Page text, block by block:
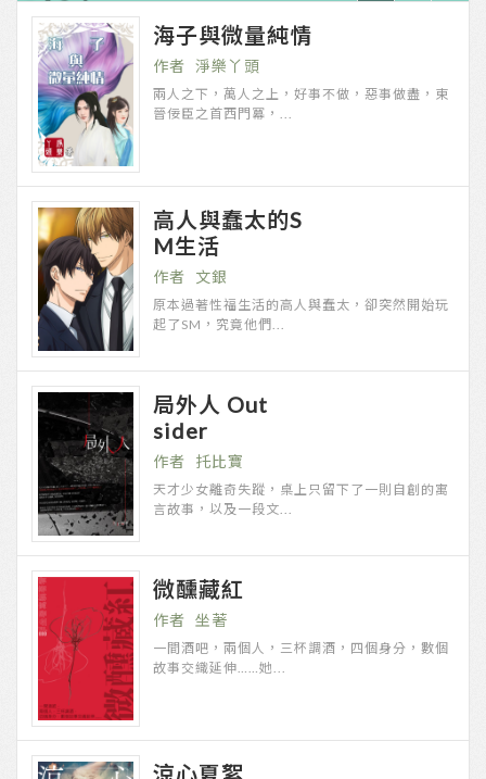
海子與微量純情
淨樂丫頭
兩人之下，萬人之上，好事不做，惡事做盡，東
晉佞臣之首西門冪，...
高人與蠢太的S
M生活
文銀
原本過著性福生活的高人與蠢太，卻突然開始玩
起了SM，究竟他們...
局外人 Out
sider
托比寶
天才少女離奇失蹤，桌上只留下了一則自創的寓
言故事，以及一段文...
微醺藏紅
坐著
一間酒吧，兩個人，三杯調酒，四個身分，數個
故事交織延伸……她...
涼心夏絮